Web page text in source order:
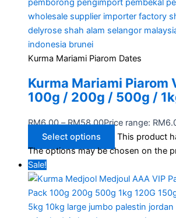
Kurma Mariami Piarom Dates
Kurma Mariami Piarom
100g / 200g / 500g /
RM6.00 – RM58.00Price range:
Select options
This product
The options may be chosen on the
Sale!